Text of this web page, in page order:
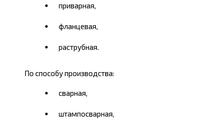
приварная,
фланцевая,
раструбная.
По способу производства:
сварная,
штампосварная,